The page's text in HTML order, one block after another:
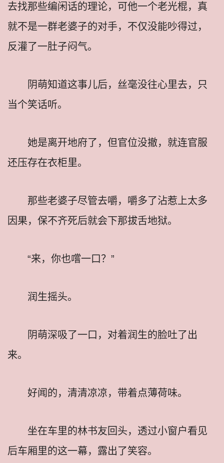
去找那些编闲话的理论，可他一个老光棍，真
就不是一群老婆子的对手，不仅没能吵得过，
反灌了一肚子闷气。
阴萌知道这事儿后，丝毫没往心里去，只
当个笑话听。
她是离开地府了，但官位没撤，就连官服
还压存在衣柜里。
那些老婆子尽管去嚼，嚼多了沾惹上太多
因果，保不齐死后就会下那拔舌地狱。
“来，你也嚐一口？”
润生摇头。
阴萌深吸了一口，对着润生的脸吐了出
来。
好闻的，清清凉凉，带着点薄荷味。
坐在车里的林书友回头，透过小窗户看见
后车厢里的这一幕，露出了笑容。